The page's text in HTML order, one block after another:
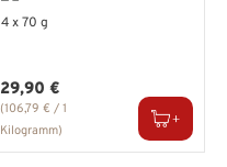
Noriblatt
4 x 70 g
Regulärer Preis:
29,90 €
(106,79 € / 1
Kilogramm)